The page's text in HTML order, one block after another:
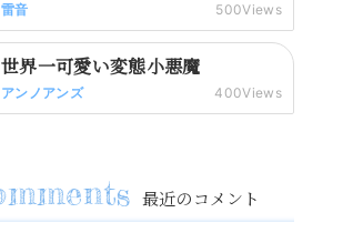
雷音 500Views
世界一可愛い変態小悪魔
アンノアンズ 400Views
最近のコメント